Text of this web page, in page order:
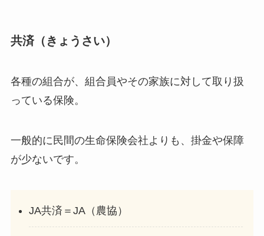
共済（きょうさい）
各種の組合が、組合員やその家族に対して取り扱
っている保険。
一般的に民間の生命保険会社よりも、掛金や保障
が少ないです。
JA共済＝JA（農協）